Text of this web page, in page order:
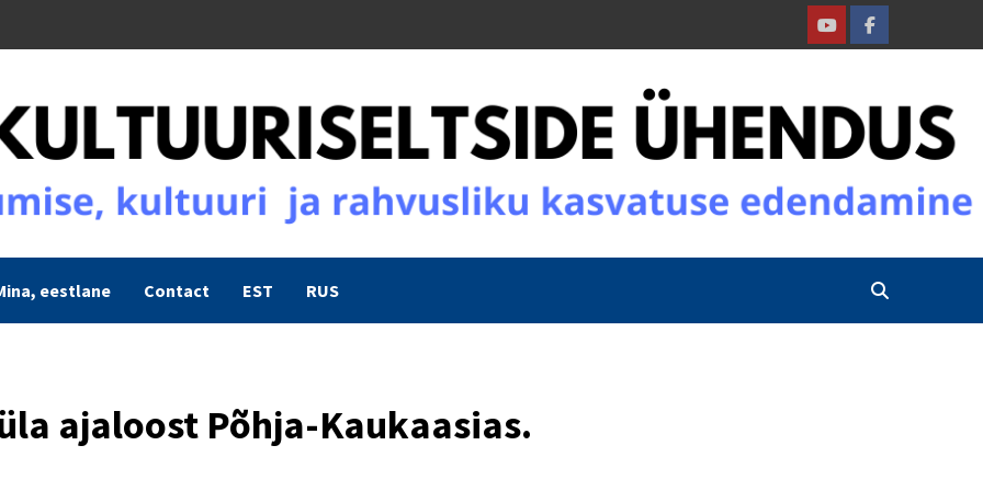
YoutubeFacebook
eestlane Contact EST RUS
ajaloost Põhja-Kaukaasias.